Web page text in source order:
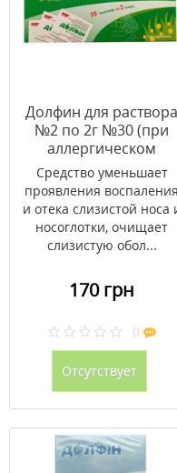
Долфин для раствора
№2 по 2г №30 (при
аллергическом
рините)
Средство уменьшает
проявления воспаления
и отека слизистой носа
носоглотки, очищает
слизистую обол...
170 грн
0
Отсутствует